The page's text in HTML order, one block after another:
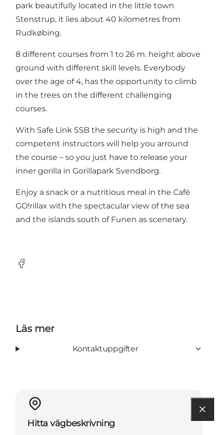
park beautifully located in the little town
Stenstrup, it lies about 40 kilometres from
Rudkøbing.
8 different courses from 1 to 26 m. height above
ground with different skill levels. Everybody
over the age of 4, has the opportunity to climb
in the trees on the different challenging
courses.
With Safe Link SSB the security is high and the
competent instructors will help you arround
the course – so you just have to release your
inner gorilla in Gorillapark Svendborg.
Enjoy a snack or a nutritious meal in the Café
GO!rillax with the spectacular view of the sea
and the islands south of Funen as scenerary.
Facebook
Läs mer
Kontaktuppgifter
Hitta vägbeskrivning